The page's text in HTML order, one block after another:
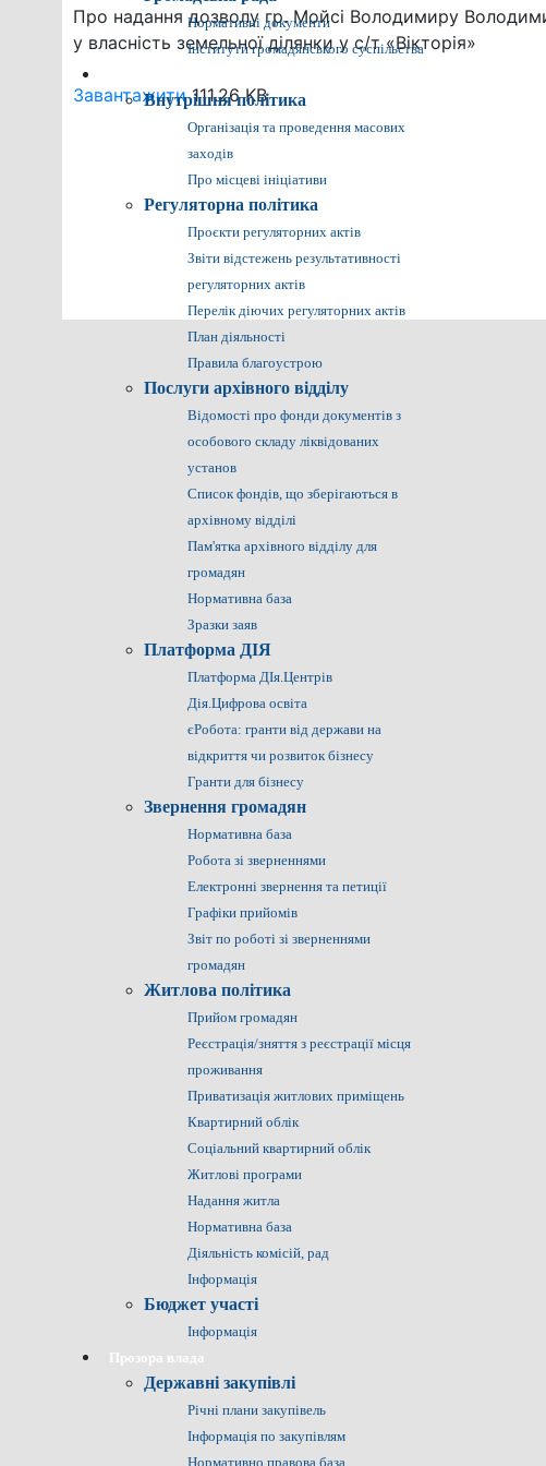
Нормативні документи
Інститути громадянського суспільства
Внутрішня політика
Організація та проведення масових
заходів
Про місцеві ініціативи
Регуляторна політика
Проєкти регуляторних актів
Звіти відстежень результативності
регуляторних актів
Перелік діючих регуляторних актів
План діяльності
Правила благоустрою
Послуги архівного відділу
Відомості про фонди документів з
особового складу ліквідованих
установ
Список фондів, що зберігаються в
архівному відділі
Пам'ятка архівного відділу для
громадян
Нормативна база
Зразки заяв
Платформа ДІЯ
Платформа ДІя.Центрів
Дія.Цифрова освіта
єРобота: гранти від держави на
відкриття чи розвиток бізнесу
Гранти для бізнесу
Звернення громадян
Нормативна база
Робота зі зверненнями
Електронні звернення та петиції
Графіки прийомів
Звіт по роботі зі зверненнями
громадян
Житлова політика
Прийом громадян
Реєстрація/зняття з реєстрації місця
проживання
Приватизація житлових приміщень
Квартирний облік
Соціальний квартирний облік
Житлові програми
Надання житла
Нормативна база
Діяльність комісій, рад
Інформація
Бюджет участі
Інформація
Прозора влада
Державні закупівлі
Річні плани закупівель
Інформація по закупівлям
Нормативно правова база
Про надання дозволу гр. Мойсі Володимиру
у власність земельної ділянки у с/т «Вікторія»
Завантажити111.26 KB